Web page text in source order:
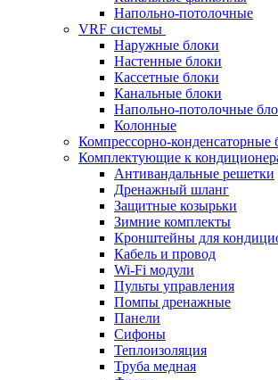
Напольно-потолочные
VRF системы
Наружные блоки
Настенные блоки
Кассетные блоки
Канальные блоки
Напольно-потолочные
Колонные
Компрессорно-конденсаторные
Комплектующие к
Антивандальные решетки
Дренажный шланг
Защитные козырьки
Зимние комплекты
Кронштейны для
Кабель и провод
Wi-Fi модули
Пульты управления
Помпы дренажные
Панели
Сифоны
Теплоизоляция
Труба медная